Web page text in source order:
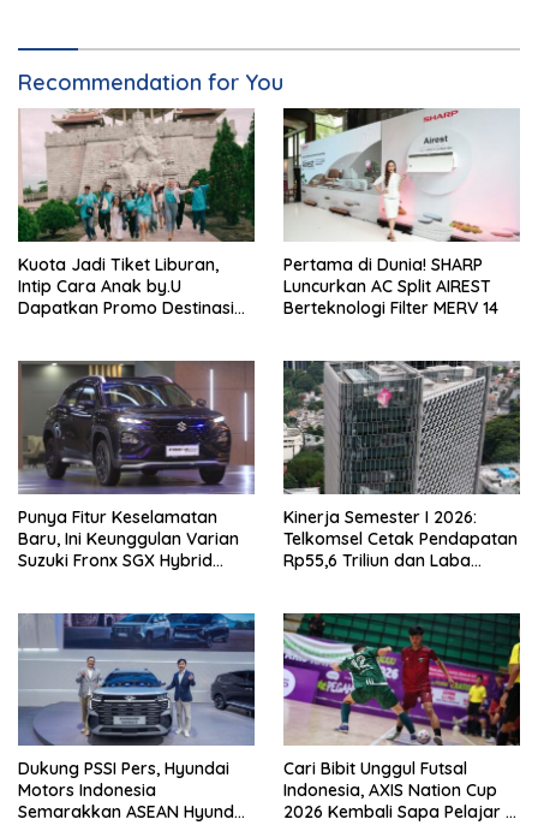
Recommendation for You
Kuota Jadi Tiket Liburan,
Intip Cara Anak by.U
Dapatkan Promo Destinasi
Pertama di Dunia! SHARP
Luncurkan AC Split AIREST
Berteknologi Filter MERV 14
Punya Fitur Keselamatan
Baru, Ini Keunggulan Varian
Suzuki Fronx SGX Hybrid
Kinerja Semester I 2026:
Telkomsel Cetak Pendapatan
Rp55,6 Triliun dan Laba
Dukung PSSI Pers, Hyundai
Motors Indonesia
Semarakkan ASEAN Hyundai
Cari Bibit Unggul Futsal
Indonesia, AXIS Nation Cup
2026 Kembali Sapa Pelajar di